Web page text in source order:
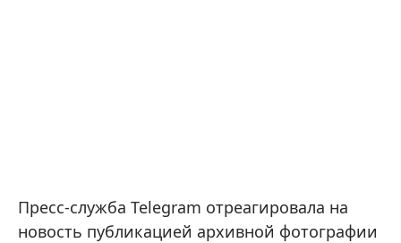
Пресс-служба Telegram отреагировала на
новость публикацией архивной фотографии